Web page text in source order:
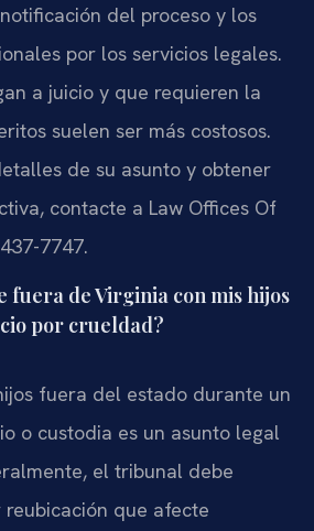
del proceso y los
por los servicios legales.
a juicio y que requieren la
suelen ser más costosos.
de su asunto y obtener
contacte a Law Offices Of
7747.
fuera de Virginia con mis hijos
por crueldad?
fuera del estado durante un
o custodia es un asunto legal
el tribunal debe
que afecte